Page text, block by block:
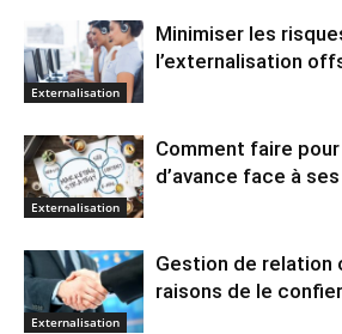
Externalisation
Minimiser les
l’externalisation
Externalisation
Comment faire
d’avance face à
Externalisation
Gestion de relation
raisons de le